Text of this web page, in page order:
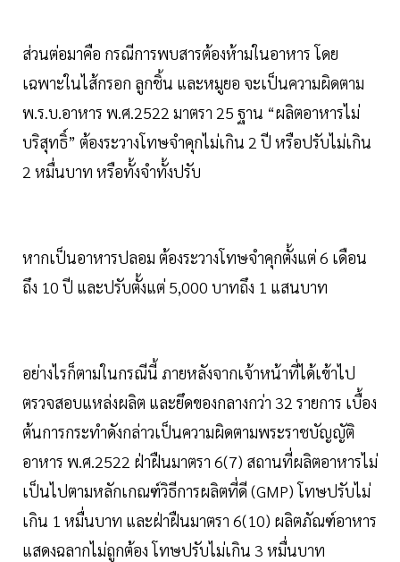
ส่วนต่อมาคือ กรณีการพบสารต้องห้ามในอาหาร โดย
เฉพาะในไส้กรอก ลูกชิ้น และหมูยอ จะเป็นความผิดตาม
พ.ร.บ.อาหาร พ.ศ.2522 มาตรา 25 ฐาน “ผลิตอาหารไม่
บริสุทธิ์” ต้องระวางโทษจำคุกไม่เกิน 2 ปี หรือปรับไม่เกิน
2 หมื่นบาท หรือทั้งจำทั้งปรับ
หากเป็นอาหารปลอม ต้องระวางโทษจำคุกตั้งแต่ 6 เดือน
ถึง 10 ปี และปรับตั้งแต่ 5,000 บาทถึง 1 แสนบาท
อย่างไรก็ตามในกรณีนี้ ภายหลังจากเจ้าหน้าที่ได้เข้าไป
ตรวจสอบแหล่งผลิต และยึดของกลางกว่า 32 รายการ เบื้อง
ต้นการกระทำดังกล่าวเป็นความผิดตามพระราชบัญญัติ
อาหาร พ.ศ.2522 ฝ่าฝืนมาตรา 6(7) สถานที่ผลิตอาหารไม่
เป็นไปตามหลักเกณฑ์วิธีการผลิตที่ดี (GMP) โทษปรับไม่
เกิน 1 หมื่นบาท และฝ่าฝืนมาตรา 6(10) ผลิตภัณฑ์อาหาร
แสดงฉลากไม่ถูกต้อง โทษปรับไม่เกิน 3 หมื่นบาท